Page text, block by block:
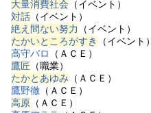
大量消費社会 （イベント）
対話 （イベント）
絶え間ない努力
（イベント）
たかいところがすき
（イベント）
高守バロ
（ＡＣＥ）
鷹匠 （職業）
たかとあゆみ （ＡＣＥ）
鷹野徹 （ＡＣＥ）
高原 （ＡＣＥ）